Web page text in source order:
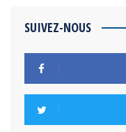
SUIVEZ-NOUS